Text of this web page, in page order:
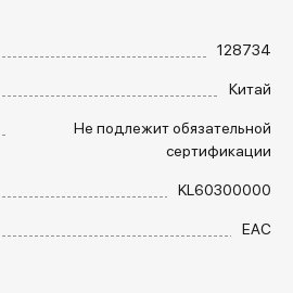
128734
Китай
Не подлежит обязательной
сертификации
KL60300000
EAC